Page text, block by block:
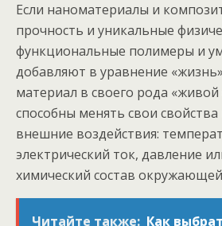
Если наноматериалы и
прочность и уникальные
функциональные полимеры и
добавляют в уравнение
материал в своего рода
способны менять свои
внешние воздействия:
электрический ток, давление
химический состав
Читайте также: Как